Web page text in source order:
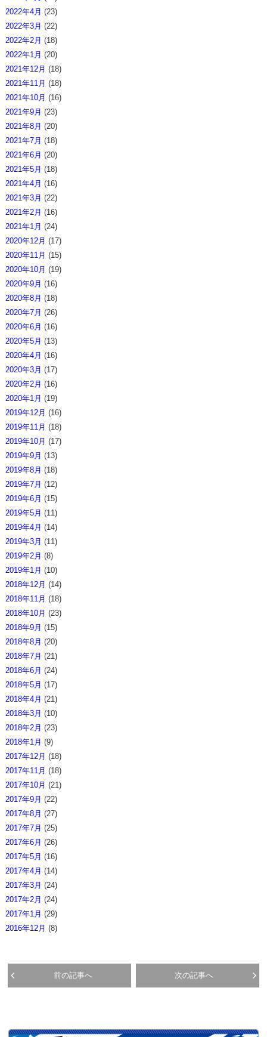
2022年4月 (23)
2022年3月 (22)
2022年2月 (18)
2022年1月 (20)
2021年12月 (18)
2021年11月 (18)
2021年10月 (16)
2021年9月 (23)
2021年8月 (20)
2021年7月 (18)
2021年6月 (20)
2021年5月 (18)
2021年4月 (16)
2021年3月 (22)
2021年2月 (16)
2021年1月 (24)
2020年12月 (17)
2020年11月 (15)
2020年10月 (19)
2020年9月 (16)
2020年8月 (18)
2020年7月 (26)
2020年6月 (16)
2020年5月 (13)
2020年4月 (16)
2020年3月 (17)
2020年2月 (16)
2020年1月 (19)
2019年12月 (16)
2019年11月 (18)
2019年10月 (17)
2019年9月 (13)
2019年8月 (18)
2019年7月 (12)
2019年6月 (15)
2019年5月 (11)
2019年4月 (14)
2019年3月 (11)
2019年2月 (8)
2019年1月 (10)
2018年12月 (14)
2018年11月 (18)
2018年10月 (23)
2018年9月 (15)
2018年8月 (20)
2018年7月 (21)
2018年6月 (24)
2018年5月 (17)
2018年4月 (21)
2018年3月 (10)
2018年2月 (23)
2018年1月 (9)
2017年12月 (18)
2017年11月 (18)
2017年10月 (21)
2017年9月 (22)
2017年8月 (27)
2017年7月 (25)
2017年6月 (26)
2017年5月 (16)
2017年4月 (14)
2017年3月 (24)
2017年2月 (24)
2017年1月 (29)
2016年12月 (8)
前の記事へ 次の記事へ